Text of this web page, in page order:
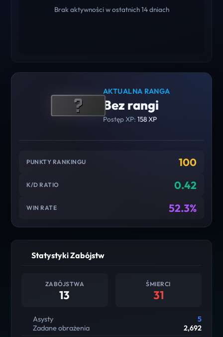
Brak aktywności w ostatnich 14 dniach
AKTUALNA RANGA
Bez rangi
Postęp XP: 158 XP
PUNKTY RANKINGU 100
K/D RATIO 0.42
WIN RATE 52.3%
Statystyki Zabójstw
ZABÓJSTWA
13
ŚMIERCI
31
Asysty
5
Zadane obrażenia
2,692